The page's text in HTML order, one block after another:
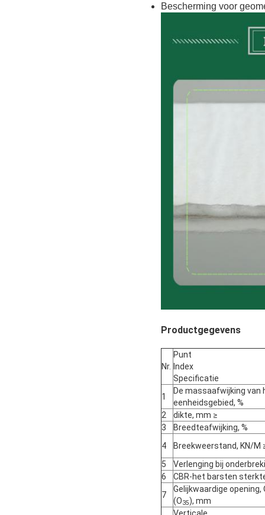
Bescherming voor
Productgegevens
Nr.
Punt
Index
Specificatie
1
De massaafwijking van
eenheidsgebied, %
2
dikte, mm ≥
3
Breedteafwijking, %
4
Breekweerstand, KN/M
5
Verlenging bij
6
CBR-het barsten
7
Gelijkwaardige opening,
(O35), mm
Verticale